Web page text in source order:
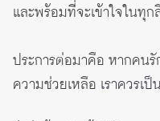
และพร้อมที่จะเข้าใจในทุ
ประการต่อมาคือ หากคนรั
ความช่วยเหลือ เราควรเ